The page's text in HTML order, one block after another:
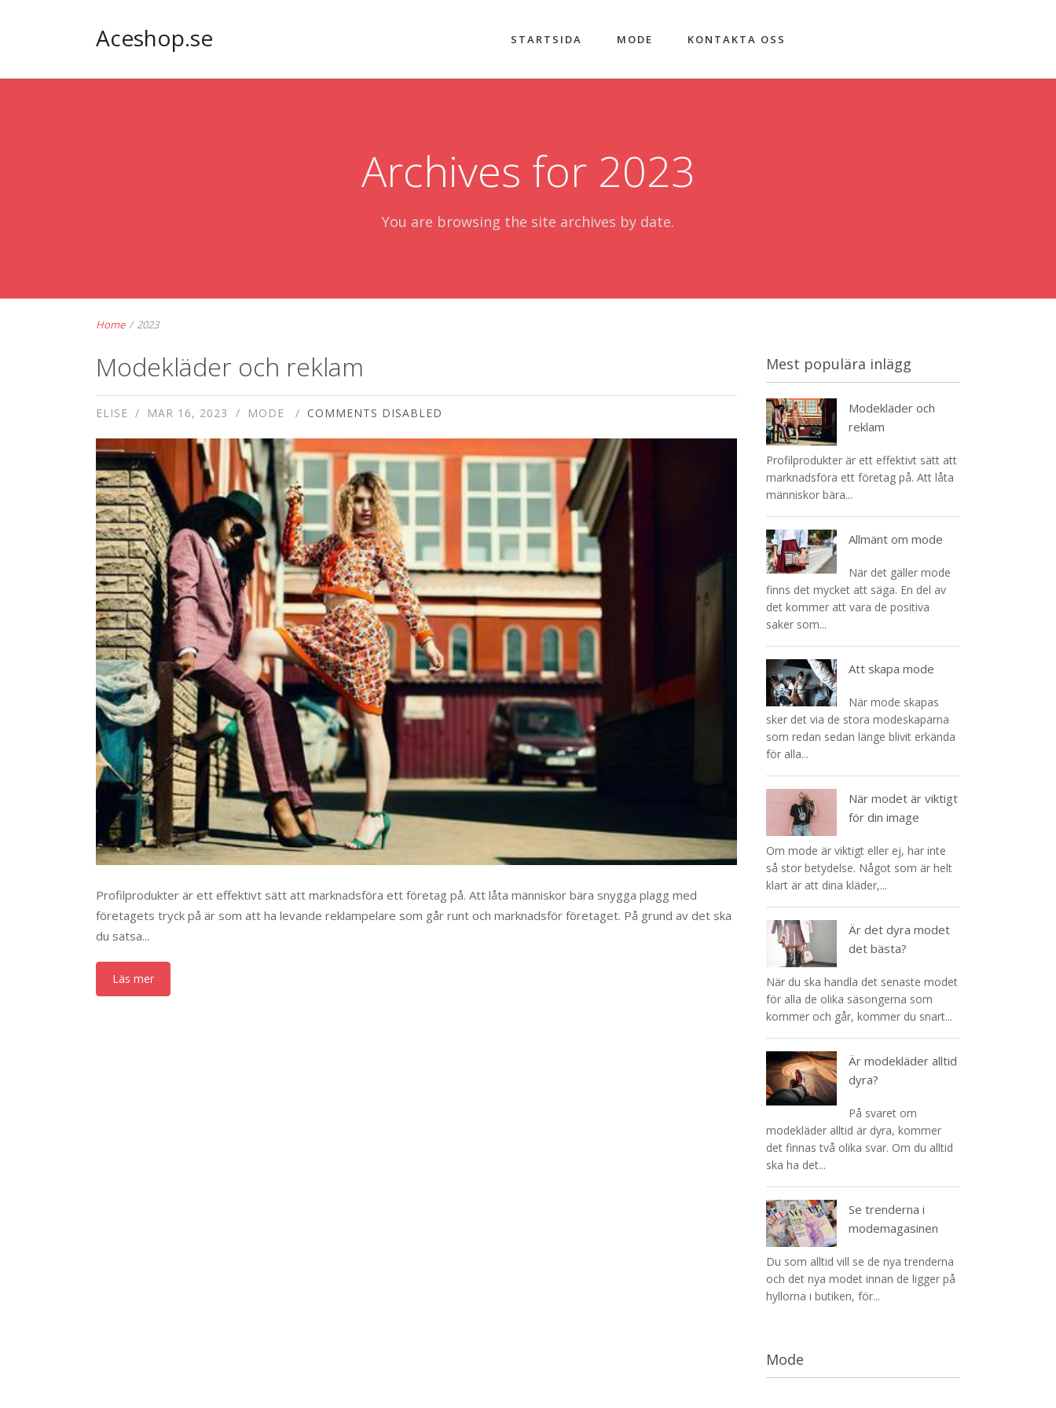
Aceshop.se STARTSIDA MODE KONTAKTA OSS
Archives for 2023
You are browsing the site archives by date.
Home / 2023
Modekläder och reklam
ELISE MAR 16, 2023 MODE COMMENTS DISABLED
Profilprodukter är ett effektivt sätt att marknadsföra ett företag på. Att låta människor bära snygga plagg med
företagets tryck på är som att ha levande reklampelare som går runt och marknadsför företaget. På grund av det ska
du satsa...
Läs mer
Mest populära inlägg
Modekläder och
reklam
Profilprodukter är ett effektivt sätt att
marknadsföra ett företag på. Att låta
människor bära...
Allmänt om mode
När det gäller mode
finns det mycket att säga. En del av
det kommer att vara de positiva
saker som...
Att skapa mode
När mode skapas
sker det via de stora modeskaparna
som redan sedan länge blivit erkända
för alla...
När modet är viktigt
för din image
Om mode är viktigt eller ej, har inte
så stor betydelse. Något som är helt
klart är att dina kläder,...
Är det dyra modet
det bästa?
När du ska handla det senaste modet
för alla de olika säsongerna som
kommer och går, kommer du snart...
Är modekläder alltid
dyra?
På svaret om
modekläder alltid är dyra, kommer
det finnas två olika svar. Om du alltid
ska ha det...
Se trenderna i
modemagasinen
Du som alltid vill se de nya trenderna
och det nya modet innan de ligger på
hyllorna i butiken, för...
Mode